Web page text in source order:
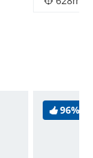
96%